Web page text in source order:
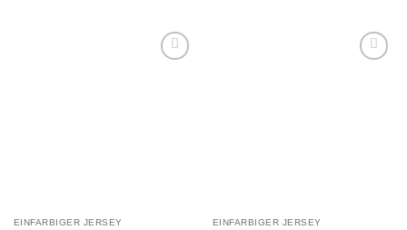
EINFARBIGER JERSEY EINFARBIGER JERSEY